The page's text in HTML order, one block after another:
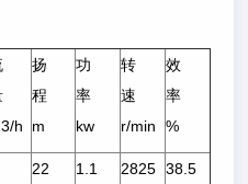
h
扬
程
m
功
率
kw
转
速
r/min
效
率
%
22 1.1 2825 38.5